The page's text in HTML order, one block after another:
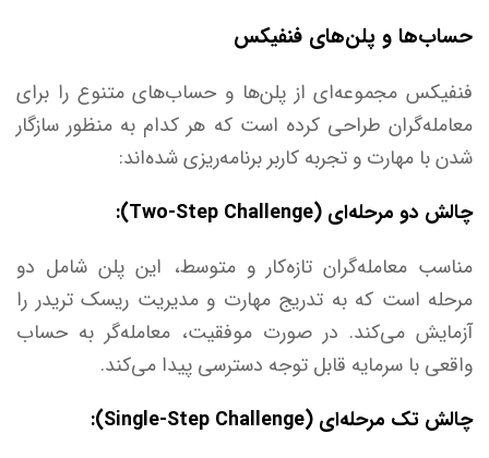
حساب‌ها و پلن‌های فنفیکس
فنفیکس مجموعه‌ای از پلن‌ها و حساب‌های متنوع را برای
معامله‌گران طراحی کرده است که هر کدام به منظور سازگار
شدن با مهارت و تجربه کاربر برنامه‌ریزی شده‌اند:
چالش دو مرحله‌ای (Two-Step Challenge):
مناسب معامله‌گران تازه‌کار و متوسط، این پلن شامل دو
مرحله است که به تدریج مهارت و مدیریت ریسک تریدر را
آزمایش می‌کند. در صورت موفقیت، معامله‌گر به حساب
واقعی با سرمایه قابل توجه دسترسی پیدا می‌کند.
چالش تک مرحله‌ای (Single-Step Challenge):